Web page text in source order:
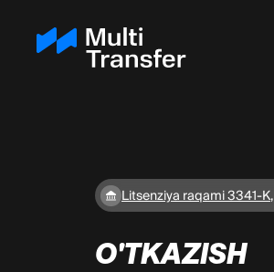
Litsenziya raqami 3341-K,
O'TKAZISH